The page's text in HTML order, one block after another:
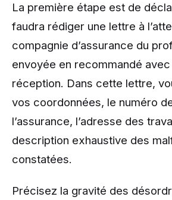
La première étape est de
faudra rédiger une lettre à
compagnie d’assurance du
envoyée en recommandé
réception. Dans cette lettre,
vos coordonnées, le numéro
l’assurance, l’adresse des
description exhaustive des
constatées.
Précisez la gravité des